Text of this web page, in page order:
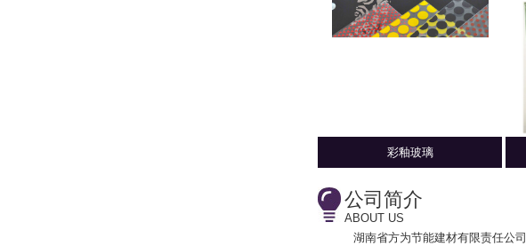
彩釉玻璃
公司简介
ABOUT US
湖南省方为节能建材有限责任公司